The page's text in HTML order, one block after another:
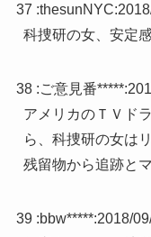
37 :thesunNYC:
科捜研の女、安定
38 :ご意見番*****:
アメリカのＴＶド
ら、科捜研の女は
残留物から追跡と
39 :bbw*****:2018/